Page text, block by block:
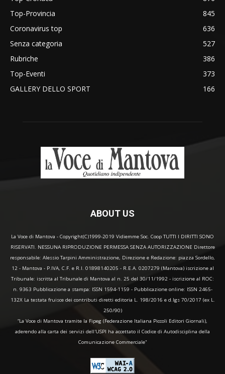
Top-Provincia
845
Coronavirus top
636
Senza categoria
527
Rubriche
386
Top-Eventi
373
GALLERY DELLO SPORT
166
ABOUT US
La Voce di Mantova - Copyright(C)1999-2019 Vidiemme Soc. Coop TUTTI I DIRITTI SONO
RISERVATI. NESSUNA RIPRODUZIONE PERMESSA SENZA AUTORIZZAZIONE Direttore
responsabile: Alessio Tarpini Amministrazione, Direzione e Redazione: piazza Sordello,
12 - Mantova - P.IVA, C.F. e R.I. 01898140205 - R.E.A. 0207279 (Mantova) iscrizione al
Tribunale: iscritta al Tribunale di Mantova al n. 25 del 30/11/1992 - iscrizione al ROC:
n. 9363 Pubblicazione a stampa: ISSN 1594-1159 - Pubblicazione online: ISSN 2465-
132X La testata fruisce dei contributi diretti editoria L. 198/2016 e d.lgs 70/2017 (ex L.
250/90)
“La Voce di Mantova tramite la Fipeg (Federazione Italiana Piccoli Editori Giornali),
aderendo alla carta dei servizi dell'USPI ha accettato il Codice di Autodisciplina della
Comunicazione Commerciale"